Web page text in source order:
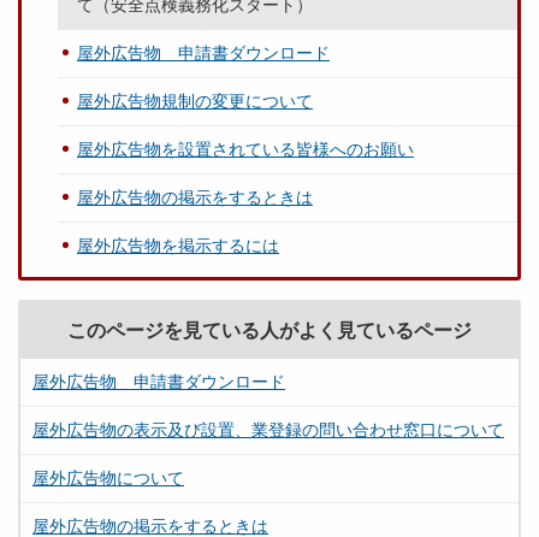
て（安全点検義務化スタート）
屋外広告物 申請書ダウンロード
屋外広告物規制の変更について
屋外広告物を設置されている皆様へのお願い
屋外広告物の掲示をするときは
屋外広告物を掲示するには
このページを見ている人がよく見ているページ
屋外広告物 申請書ダウンロード
屋外広告物の表示及び設置、業登録の問い合わせ窓口について
屋外広告物について
屋外広告物の掲示をするときは